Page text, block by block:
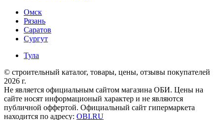
Омск
Рязань
Саратов
Сургут
Тула
© строительный каталог, товары, цены, отзывы покупателей
2026 г.
Не является официальным сайтом магазина ОБИ. Цены на
сайте носят информационый характер и не являются
публичной оффертой. Официальный сайт гипермаркета
находится по адресу: OBI.RU